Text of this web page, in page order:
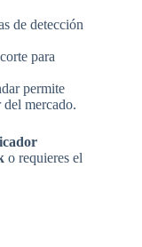
de detección
para
permite
mercado.
o requieres el